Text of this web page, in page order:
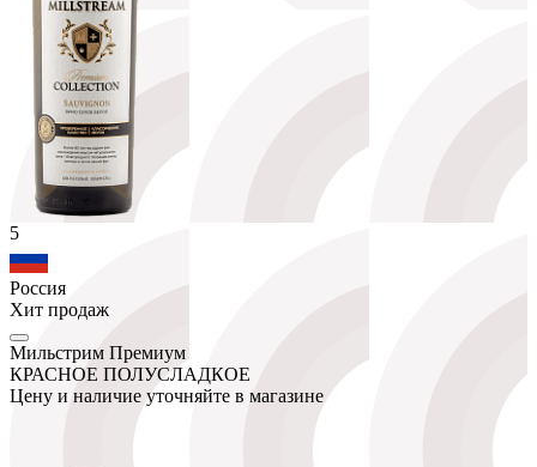
5
Россия
Хит продаж
Мильстрим Премиум
КРАСНОЕ ПОЛУСЛАДКОЕ
Цену и наличие уточняйте в магазине